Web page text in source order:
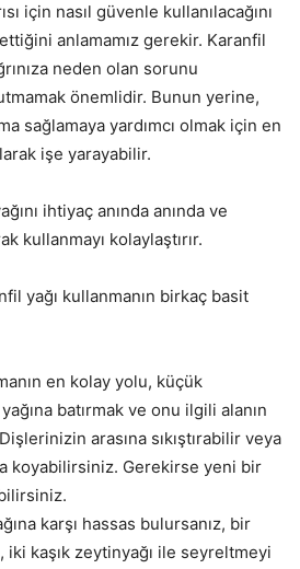
için nasıl güvenle kullanılacağını
anlamamız gerekir. Karanfil
neden olan sorunu
önemlidir. Bunun yerine,
sağlamaya yardımcı olmak için en
işe yarayabilir.
ihtiyaç anında anında ve
kullanmayı kolaylaştırır.
yağı kullanmanın birkaç basit
en kolay yolu, küçük
batırmak ve onu ilgili alanın
arasına sıkıştırabilir veya
koyabilirsiniz. Gerekirse yeni bir
karşı hassas bulursanız, bir
iki kaşık zeytinyağı ile seyreltmeyi